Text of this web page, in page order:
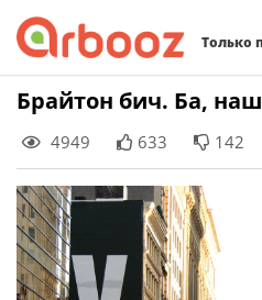
Только
Skip
content
Брайтон бич. Ба,
4949 633 142
Найти: